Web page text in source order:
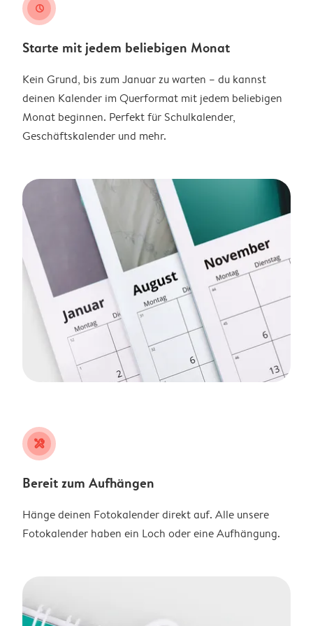
clock
Starte mit jedem beliebigen Monat
Kein Grund, bis zum Januar zu warten – du kannst
deinen Kalender im Querformat mit jedem beliebigen
Monat beginnen. Perfekt für Schulkalender,
Geschäftskalender und mehr.
tools
Bereit zum Aufhängen
Hänge deinen Fotokalender direkt auf. Alle unsere
Fotokalender haben ein Loch oder eine Aufhängung.